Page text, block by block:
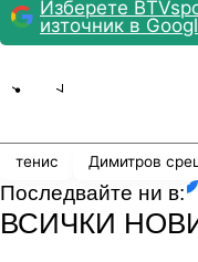
Изберете
източник в
тенис Димитров
Последвайте ни в:
ВСИЧКИ